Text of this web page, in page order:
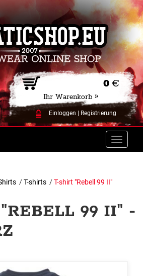
0 €
Ihr Warenkorb »
Einloggen Registrierung
Toggle
/T-shirts /T-shirt "Rebell 99 II"
99 II" -